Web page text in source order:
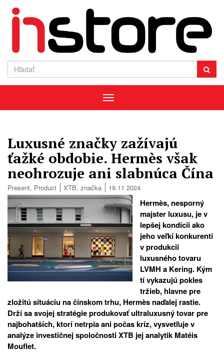
Menu
Luxusné značky zažívajú
ťažké obdobie. Hermès však
neohrozuje ani slabnúca Čína
Present, Product XTB, značka 19.11 2024
Hermès, nesporný
majster luxusu, je v
lepšej kondícii ako
jeho veľkí konkurenti
v produkcii
luxusného tovaru
LVMH a Kering. Kým
tí vykazujú pokles
tržieb, hlavne pre
zložitú situáciu na čínskom trhu, Hermès naďalej rastie.
Drží sa svojej stratégie produkovať ultraluxusný tovar pre
najbohatších, ktorí netrpia ani počas kríz, vysvetľuje v
analýze investičnej spoločnosti XTB jej analytik Matéis
Mouflet.